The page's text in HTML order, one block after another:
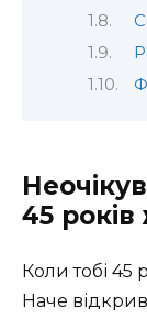
45 років
Коли тобі 45
Наче